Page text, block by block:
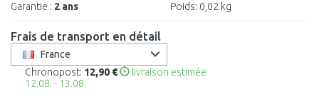
Garantie : 2 ans
Poids: 0,02 kg
Frais de transport en détail
France
Chronopost: 12,90 €
livraison estimée
12.08. - 13.08.